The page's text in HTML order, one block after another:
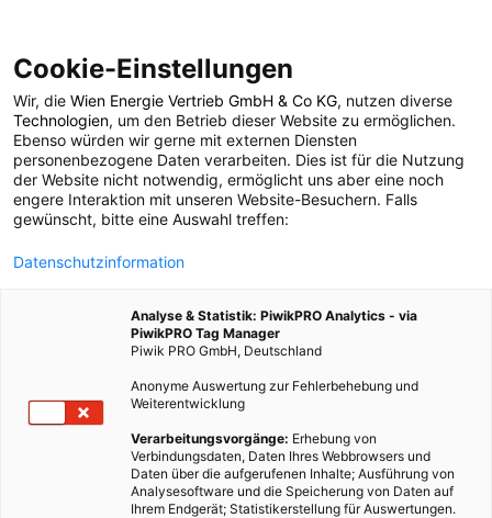
POSTS BY TAG
Hitzeschock
1 BEITRAG
Cookie-Einstellungen
Wir, die Wien Energie Vertrieb GmbH & Co KG, nutzen diverse
Technologien, um den Betrieb dieser Website zu ermöglichen.
Ebenso würden wir gerne mit externen Diensten
personenbezogene Daten verarbeiten. Dies ist für die Nutzung
der Website nicht notwendig, ermöglicht uns aber eine noch
engere Interaktion mit unseren Website-Besuchern. Falls
gewünscht, bitte eine Auswahl treffen:
Datenschutzinformation
Analyse & Statistik: PiwikPRO Analytics - via
PiwikPRO Tag Manager
Piwik PRO GmbH, Deutschland
Anonyme Auswertung zur Fehlerbehebung und
Weiterentwicklung
Verarbeitungsvorgänge: Erhebung von
Verbindungsdaten, Daten Ihres Webbrowsers und
Daten über die aufgerufenen Inhalte; Ausführung von
Analysesoftware und die Speicherung von Daten auf
Ihrem Endgerät; Statistikerstellung für Auswertungen.